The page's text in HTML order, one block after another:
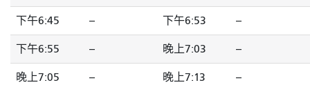
下午6:45 -- 下午6:53 --
下午6:55 -- 晚上7:03 --
晚上7:05 -- 晚上7:13 --